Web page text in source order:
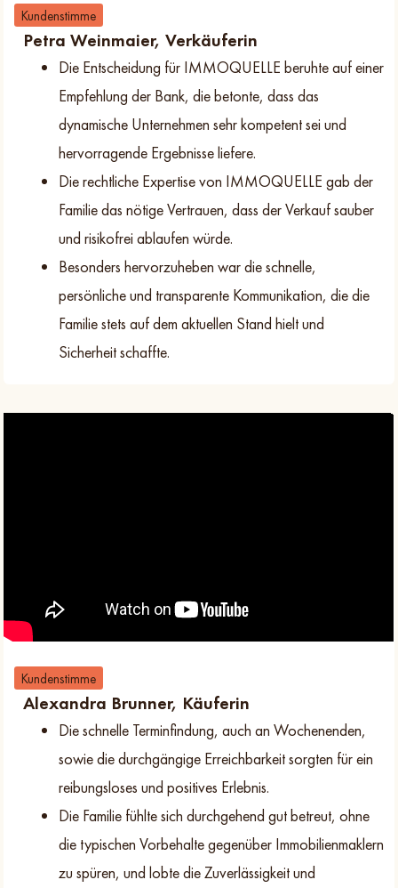
Kundenstimme
Petra Weinmaier, Verkäuferin
Die Entscheidung für IMMOQUELLE beruhte auf einer
Empfehlung der Bank, die betonte, dass das
dynamische Unternehmen sehr kompetent sei und
hervorragende Ergebnisse liefere.
Die rechtliche Expertise von IMMOQUELLE gab der
Familie das nötige Vertrauen, dass der Verkauf sauber
und risikofrei ablaufen würde.
Besonders hervorzuheben war die schnelle,
persönliche und transparente Kommunikation, die die
Familie stets auf dem aktuellen Stand hielt und
Sicherheit schaffte.
Kundenstimme
Alexandra Brunner, Käuferin
Die schnelle Terminfindung, auch an Wochenenden,
sowie die durchgängige Erreichbarkeit sorgten für ein
reibungsloses und positives Erlebnis.
Die Familie fühlte sich durchgehend gut betreut, ohne
die typischen Vorbehalte gegenüber Immobilienmaklern
zu spüren, und lobte die Zuverlässigkeit und